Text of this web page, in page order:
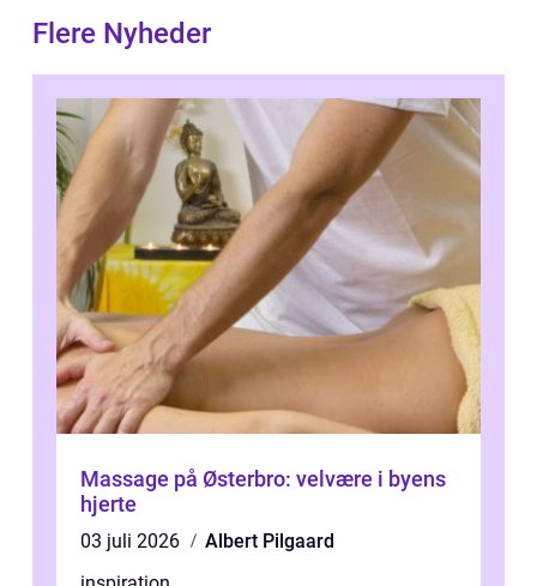
Flere Nyheder
Massage på Østerbro: velvære i byens
hjerte
03 juli 2026
Albert Pilgaard